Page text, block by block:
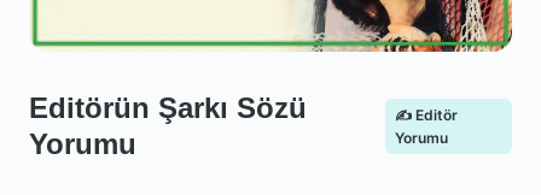
Editörün Şarkı Sözü
Yorumu
✍️ Editör
Yorumu